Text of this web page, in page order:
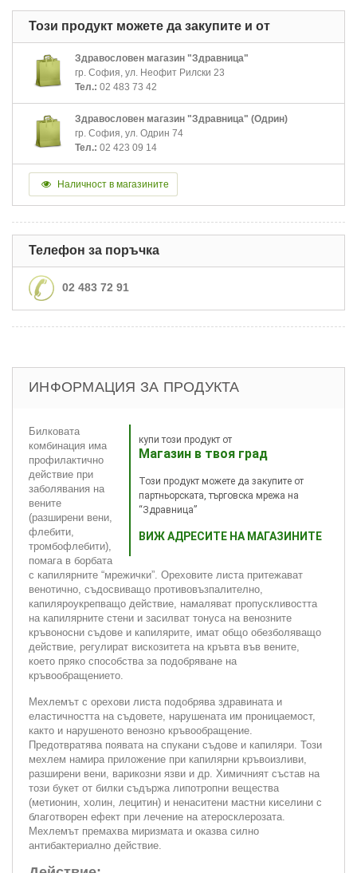
Този продукт можете да закупите и от
Здравословен магазин "Здравница"
гр. София, ул. Неофит Рилски 23
Тел.: 02 483 73 42
Здравословен магазин "Здравница" (Одрин)
гр. София, ул. Одрин 74
Тел.: 02 423 09 14
Наличност в магазините
Телефон за поръчка
02 483 72 91
ИНФОРМАЦИЯ ЗА ПРОДУКТА
купи този продукт от
Магазин в твоя град
Този продукт можете да закупите от
партньорската, търговска мрежа на
“Здравница”
ВИЖ АДРЕСИТЕ НА МАГАЗИНИТЕ
Билковата
комбинация има
профилактично
действие при
заболявания на
вените
(разширени вени,
флебити,
тромбофлебити),
помага в борбата
с капилярните “мрежички”. Ореховите листа притежават
венотично, съдосвиващо противовъзпалително,
капиляроукрепващо действие, намаляват пропускливостта
на капилярните стени и засилват тонуса на венозните
кръвоносни съдове и капилярите, имат общо обезболяващо
действие, регулират вискозитета на кръвта във вените,
което пряко способства за подобряване на
кръвообращението.
Мехлемът с орехови листа подобрява здравината и
еластичността на съдовете, нарушената им проницаемост,
както и нарушеното венозно кръвообращение.
Предотвратява появата на спукани съдове и капиляри. Този
мехлем намира приложение при капилярни кръвоизливи,
разширени вени, варикозни язви и др. Химичният състав на
този букет от билки съдържа липотропни вещества
(метионин, холин, лецитин) и ненаситени мастни киселини с
благотворен ефект при лечение на атеросклерозата.
Мехлемът премахва миризмата и оказва силно
антибактериално действие.